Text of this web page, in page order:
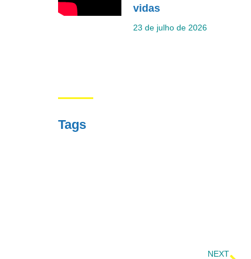
vidas
23 de julho de 2026
Tags
NEXT